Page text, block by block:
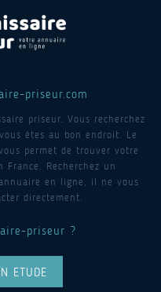
priseur.com
priseur. Vous recherchez
êtes au bon endroit. Le
permet de trouver votre
Recherchez un
en ligne, il ne vous
directement.
priseur ?
ETUDE